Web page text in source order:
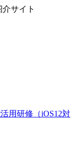
サイト
用研修（iOS12対